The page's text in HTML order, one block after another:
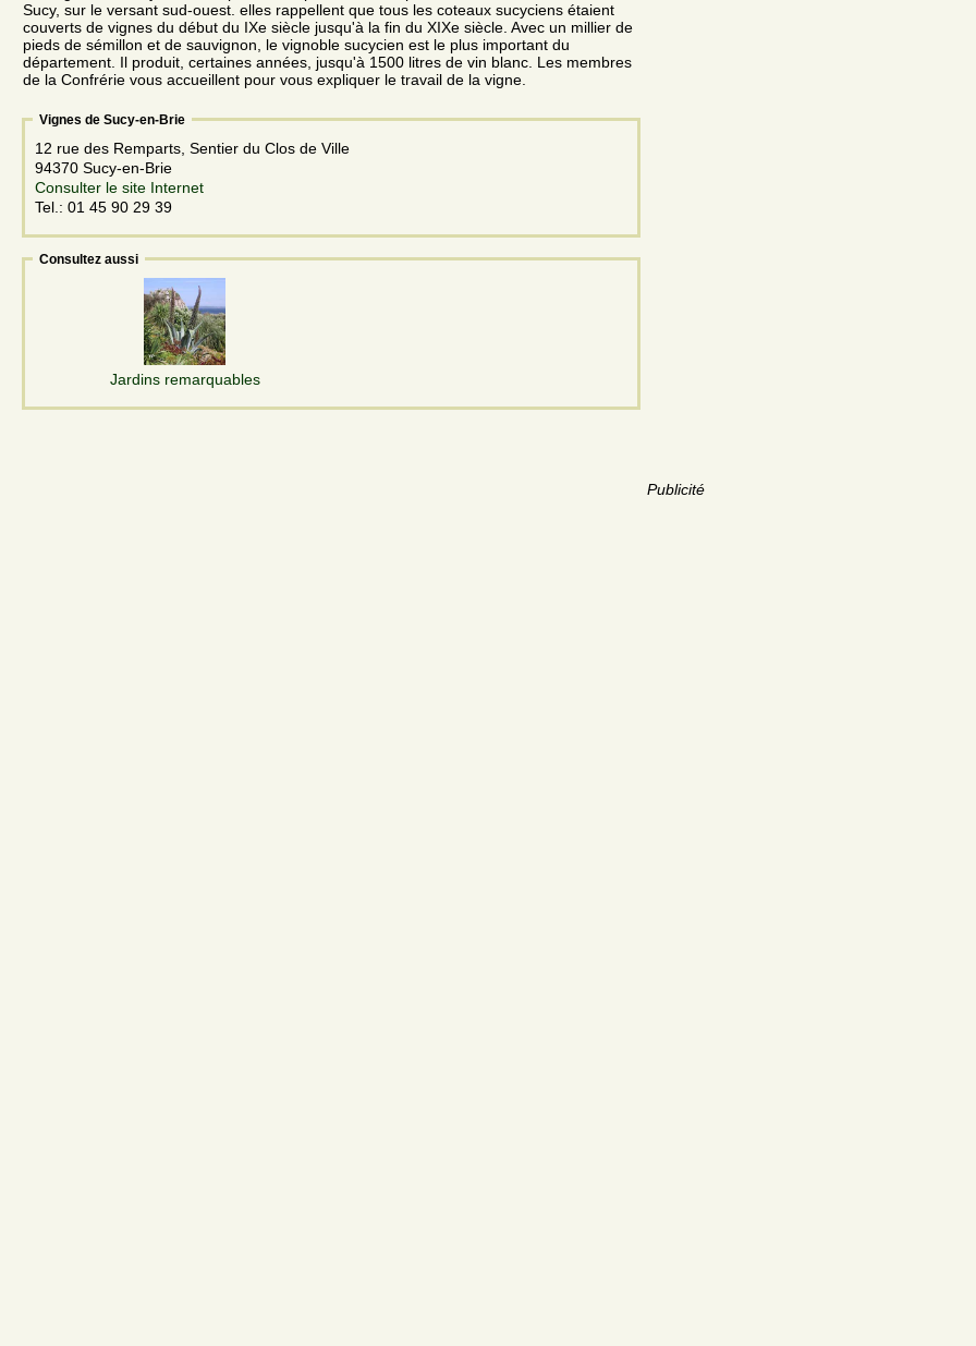
Publicité
Sucy, sur le versant sud-ouest. elles rappellent que tous les coteaux sucyciens étaient
couverts de vignes du début du IXe siècle jusqu'à la fin du XIXe siècle. Avec un millier de
pieds de sémillon et de sauvignon, le vignoble sucycien est le plus important du
département. Il produit, certaines années, jusqu'à 1500 litres de vin blanc. Les membres
de la Confrérie vous accueillent pour vous expliquer le travail de la vigne.
Vignes de Sucy-en-Brie
12 rue des Remparts, Sentier du Clos de Ville
94370 Sucy-en-Brie
Consulter le site Internet
Tel.: 01 45 90 29 39
Consultez aussi
Jardins remarquables